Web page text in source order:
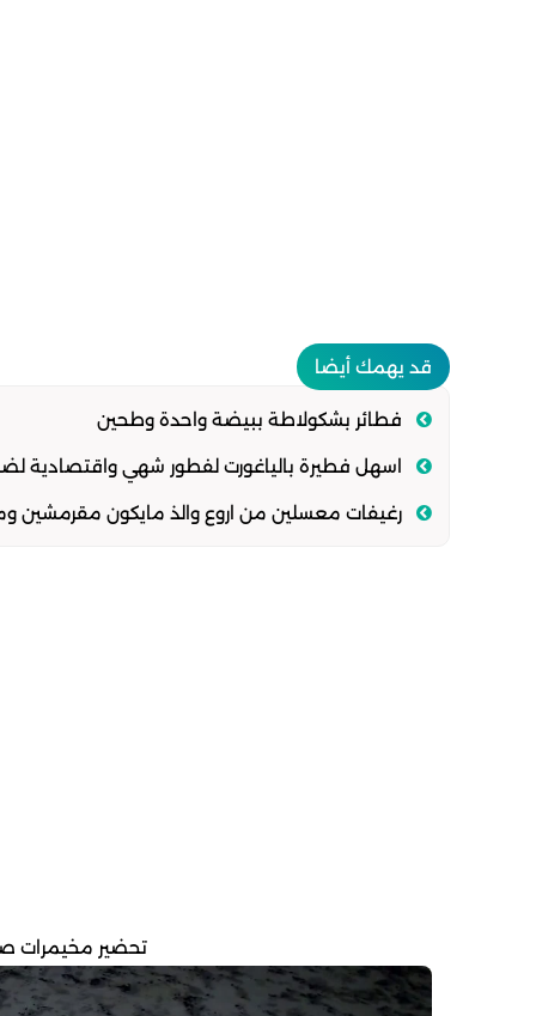
قد يهمك أيضا
فطائر بشكولاطة ببيضة واحدة وطحين
اسهل فطيرة بالياغورت لفطور شهي واقتصادية
رغيفات معسلين من اروع والذ مايكون مقرمشين
تحضير مخيمرات